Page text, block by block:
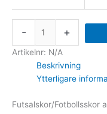
- +
Artikelnr: N/A
Beskrivning
Ytterligare
Futsalskor/Fotbollsskor